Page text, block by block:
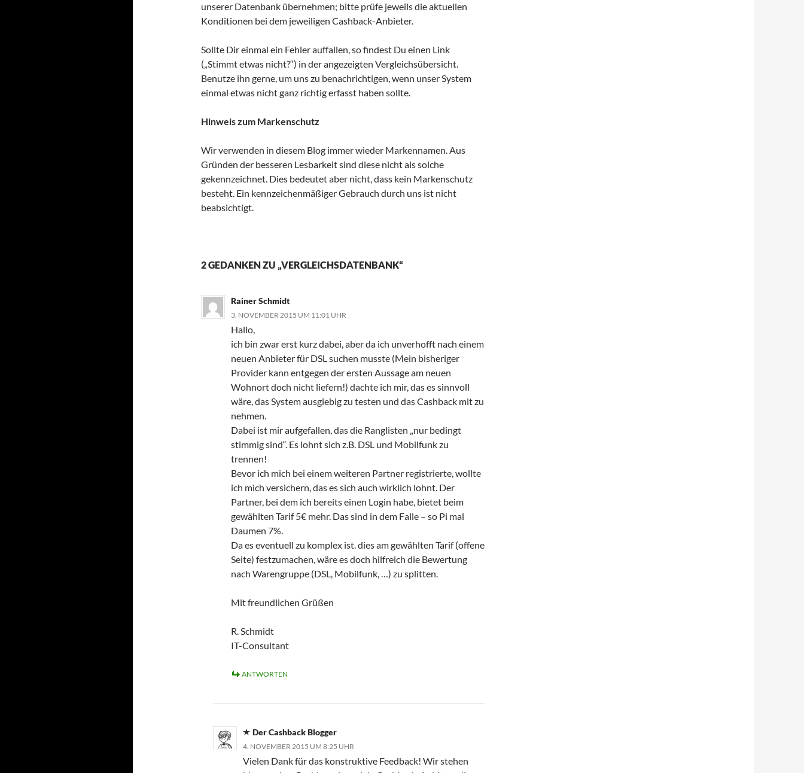
unserer Datenbank übernehmen; bitte prüfe jeweils die aktuellen
Konditionen bei dem jeweiligen Cashback-Anbieter.
Sollte Dir einmal ein Fehler auffallen, so findest Du einen Link
(„Stimmt etwas nicht?“) in der angezeigten Vergleichsübersicht.
Benutze ihn gerne, um uns zu benachrichtigen, wenn unser System
einmal etwas nicht ganz richtig erfasst haben sollte.
Hinweis zum Markenschutz
Wir verwenden in diesem Blog immer wieder Markennamen. Aus
Gründen der besseren Lesbarkeit sind diese nicht als solche
gekennzeichnet. Dies bedeutet aber nicht, dass kein Markenschutz
besteht. Ein kennzeichenmäßiger Gebrauch durch uns ist nicht
beabsichtigt.
2 GEDANKEN ZU „VERGLEICHSDATENBANK“
Rainer Schmidt
3. NOVEMBER 2015 UM 11:01 UHR
Hallo,
ich bin zwar erst kurz dabei, aber da ich unverhofft nach einem
neuen Anbieter für DSL suchen musste (Mein bisheriger
Provider kann entgegen der ersten Aussage am neuen
Wohnort doch nicht liefern!) dachte ich mir, das es sinnvoll
wäre, das System ausgiebig zu testen und das Cashback mit zu
nehmen.
Dabei ist mir aufgefallen, das die Ranglisten „nur bedingt
stimmig sind“. Es lohnt sich z.B. DSL und Mobilfunk zu
trennen!
Bevor ich mich bei einem weiteren Partner registrierte, wollte
ich mich versichern, das es sich auch wirklich lohnt. Der
Partner, bei dem ich bereits einen Login habe, bietet beim
gewählten Tarif 5€ mehr. Das sind in dem Falle – so Pi mal
Daumen 7%.
Da es eventuell zu komplex ist. dies am gewählten Tarif (offene
Seite) festzumachen, wäre es doch hilfreich die Bewertung
nach Warengruppe (DSL, Mobilfunk, …) zu splitten.
Mit freundlichen Grüßen
R. Schmidt
IT-Consultant
ANTWORTEN
Der Cashback Blogger
4. NOVEMBER 2015 UM 8:25 UHR
Vielen Dank für das konstruktive Feedback! Wir stehen